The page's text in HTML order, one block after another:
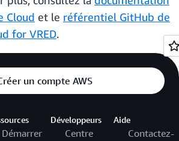
Cloud et le référentiel GitHub de
for VRED.
un compte AWS
Démarrer
Développeurs
Centre
Aide
Contactez-